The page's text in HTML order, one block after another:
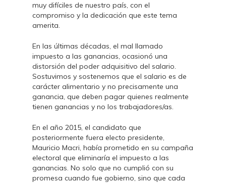
muy difíciles de nuestro país, con el
compromiso y la dedicación que este tema
amerita.
En las últimas décadas, el mal llamado
impuesto a las ganancias, ocasionó una
distorsión del poder adquisitivo del salario.
Sostuvimos y sostenemos que el salario es de
carácter alimentario y no precisamente una
ganancia, que deben pagar quienes realmente
tienen ganancias y no los trabajadores/as.
En el año 2015, el candidato que
posteriormente fuera electo presidente,
Mauricio Macri, había prometido en su campaña
electoral que eliminaría el impuesto a las
ganancias. No solo que no cumplió con su
promesa cuando fue gobierno, sino que cada